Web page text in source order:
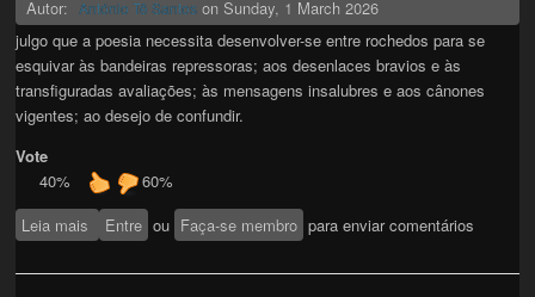
Autor: António Tê Santos on Sunday, 1 March 2026
julgo que a poesia necessita desenvolver-se entre rochedos para se
esquivar às bandeiras repressoras; aos desenlaces bravios e às
transfiguradas avaliações; às mensagens insalubres e aos cânones
vigentes; ao desejo de confundir.
Vote
40%
60%
Leia mais sobre um puzzle lacrimado
Entre ou Faça-se membro para enviar comentários